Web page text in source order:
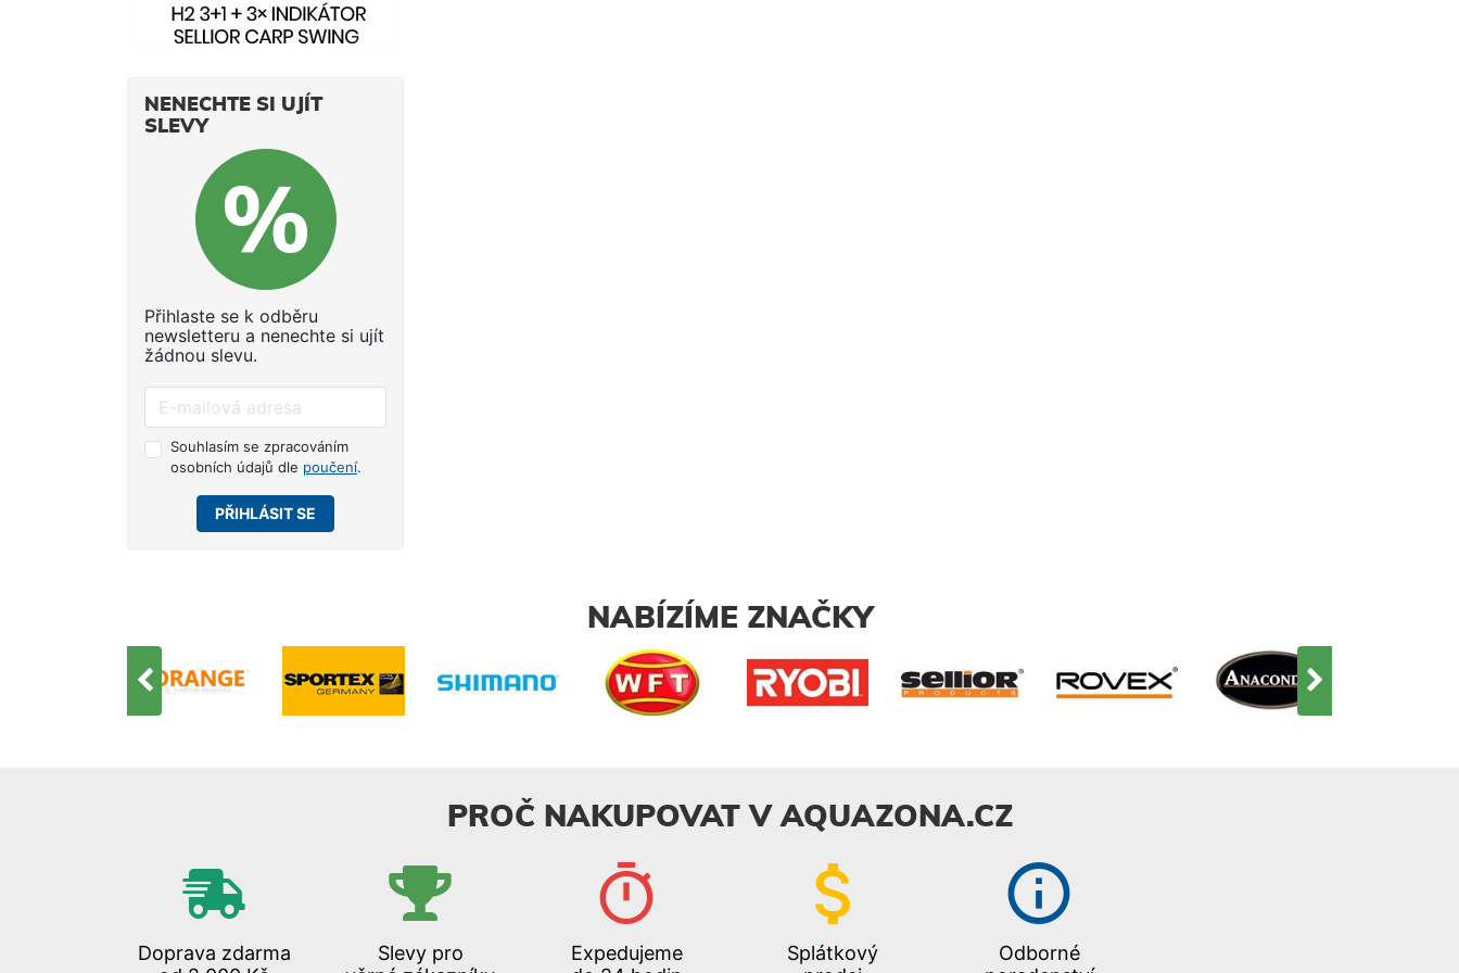
NENECHTE SI UJÍT
SLEVY
Přihlaste se k odběru
newsletteru a nenechte si ujít
žádnou slevu.
Souhlasím se zpracováním
osobních údajů dle poučení.
PŘIHLÁSIT SE
NABÍZÍME ZNAČKY
PROČ NAKUPOVAT V AQUAZONA.CZ
Doprava zdarma
Slevy pro
Expedujeme
Splátkový
Odborné